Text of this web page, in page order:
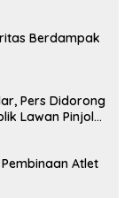
Berdampak
Pers Didorong
Lawan Pinjol
Atlet